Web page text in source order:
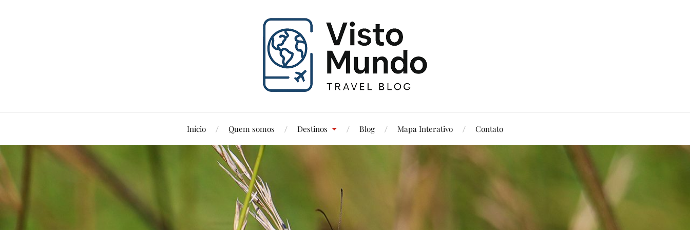
Início Quem somos Destinos Blog Mapa Interativo Contato